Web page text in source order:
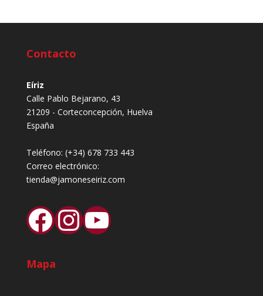
Contacto
Eíriz
Calle Pablo Bejarano, 43
21209 - Corteconcepción, Huelva
España
Teléfono: (+34) 678 733 443
Correo electrónico:
tienda@jamoneseiriz.com
Facebook
Instagram
YouTube
Mapa